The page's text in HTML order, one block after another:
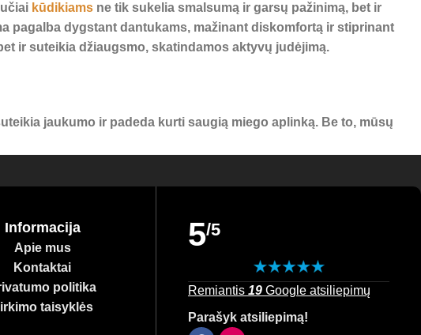
kūdikiams ne tik sukelia smalsumą ir garsų pažinimą, bet ir
pagalba dygstant dantukams, mažinant diskomfortą ir stiprinant
ir suteikia džiaugsmo, skatindamos aktyvų judėjimą.
jaukumo ir padeda kurti saugią miego aplinką. Be to, mūsų
Informacija
Apie mus
Kontaktai
politika
taisyklės
5/5
Remiantis 19 Google atsiliepimų
Parašyk atsiliepimą!